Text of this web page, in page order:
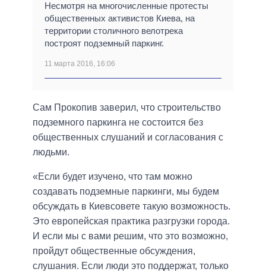
Несмотря на многочисленные протесты
общественных активистов Киева, на
территории столичного велотрека
построят подземный паркинг.
11 марта 2016, 16:06
Сам Прокопив заверил, что строительство
подземного паркинга не состоится без
общественных слушаний и согласования с
людьми.
«Если будет изучено, что там можно
создавать подземные паркинги, мы будем
обсуждать в Киевсовете такую возможность.
Это европейская практика разгрузки города.
И если мы с вами решим, что это возможно,
пройдут общественные обсуждения,
слушания. Если люди это поддержат, только